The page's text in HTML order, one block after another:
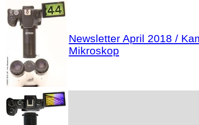
Newsletter April 2018 /
Mikroskop